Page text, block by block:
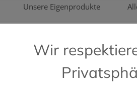
Unsere Eigenprodukte
VICHY
Wir